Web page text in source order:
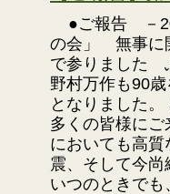
●ご報告 －
の会」 無事に
で参りました
野村万作も90
となりました
多くの皆様に
においても高
震、そして今
いつのときで